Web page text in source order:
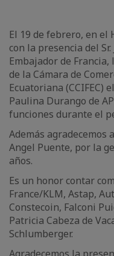
El 19 de febrero, en el
con la presencia del
Embajador de Francia,
de la Cámara de
Ecuatoriana (CCIFEC)
Paulina Durango de
funciones durante el
Además agradecemos
Angel Puente, por la
años.
Es un honor contar
France/KLM, Astap,
Constecoin, Falconi
Patricia Cabeza de
Schlumberger.